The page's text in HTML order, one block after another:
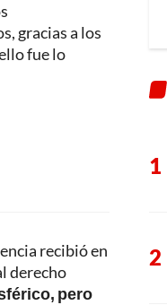
gracias a los
fue lo
recibió en
derecho
pero